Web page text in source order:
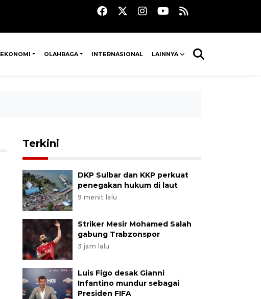
EKONOMI OLAHRAGA INTERNASIONAL LAINNYA
Terkini
DKP Sulbar dan KKP perkuat
penegakan hukum di laut
9 menit lalu
Striker Mesir Mohamed Salah
gabung Trabzonspor
3 jam lalu
Luis Figo desak Gianni
Infantino mundur sebagai
Presiden FIFA